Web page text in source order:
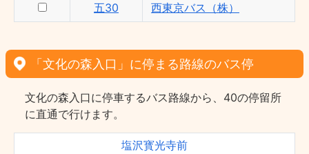
五30 西東京バス（株）
「文化の森入口」に停まる路線のバス停
文化の森入口に停車するバス路線から、40の停留所
に直通で行けます。
塩沢寳光寺前